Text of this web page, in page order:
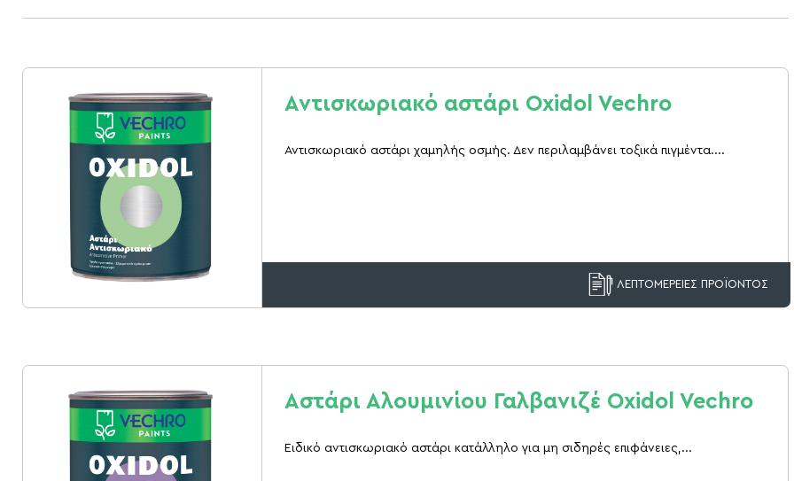
Αντισκωριακό αστάρι Oxidol Vechro
Αντισκωριακό αστάρι χαμηλής οσμής. Δεν περιλαμβάνει τοξικά πιγμέντα....
ΛΕΠΤΟΜΕΡΕΙΕΣ ΠΡΟΪΟΝΤΟΣ
Αστάρι Αλουμινίου Γαλβανιζέ Oxidol Vechro
Ειδικό αντισκωριακό αστάρι κατάλληλο για μη σιδηρές επιφάνειες,...